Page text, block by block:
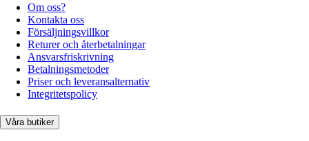
Om oss?
Kontakta oss
Försäljningsvillkor
Returer och återbetalningar
Ansvarsfriskrivning
Betalningsmetoder
Priser och leveransalternativ
Integritetspolicy
Våra butiker